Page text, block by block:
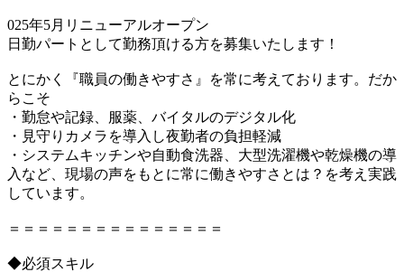
025年5月リニューアルオープン
日勤パートとして勤務頂ける方を募集いたします！
とにかく『職員の働きやすさ』を常に考えております。だか
らこそ
・勤怠や記録、服薬、バイタルのデジタル化
・見守りカメラを導入し夜勤者の負担軽減
・システムキッチンや自動食洗器、大型洗濯機や乾燥機の導
入など、現場の声をもとに常に働きやすさとは？を考え実践
しています。
＝＝＝＝＝＝＝＝＝＝＝＝＝＝＝
◆必須スキル